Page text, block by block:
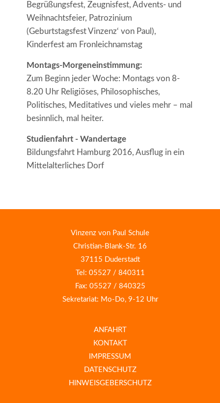
Begrüßungsfest, Zeugnisfest, Advents- und
Weihnachtsfeier, Patrozinium
(Geburtstagsfest Vinzenz‘ von Paul),
Kinderfest am Fronleichnamstag
Montags-Morgeneinstimmung:
Zum Beginn jeder Woche: Montags von 8-
8.20 Uhr Religiöses, Philosophisches,
Politisches, Meditatives und vieles mehr – mal
besinnlich, mal heiter.
Studienfahrt - Wandertage
Bildungsfahrt Hamburg 2016, Ausflug in ein
Mittelalterliches Dorf
Vinzenz von Paul Schule
Christian-Blank-Str. 16
37115 Duderstadt
Tel: 05527 / 840311
Fax: 05527 / 840325
Sekretariat: Mo-Do, 9-12 Uhr
ANFAHRT
KONTAKT
IMPRESSUM
DATENSCHUTZ
HINWEISGEBERSCHUTZ